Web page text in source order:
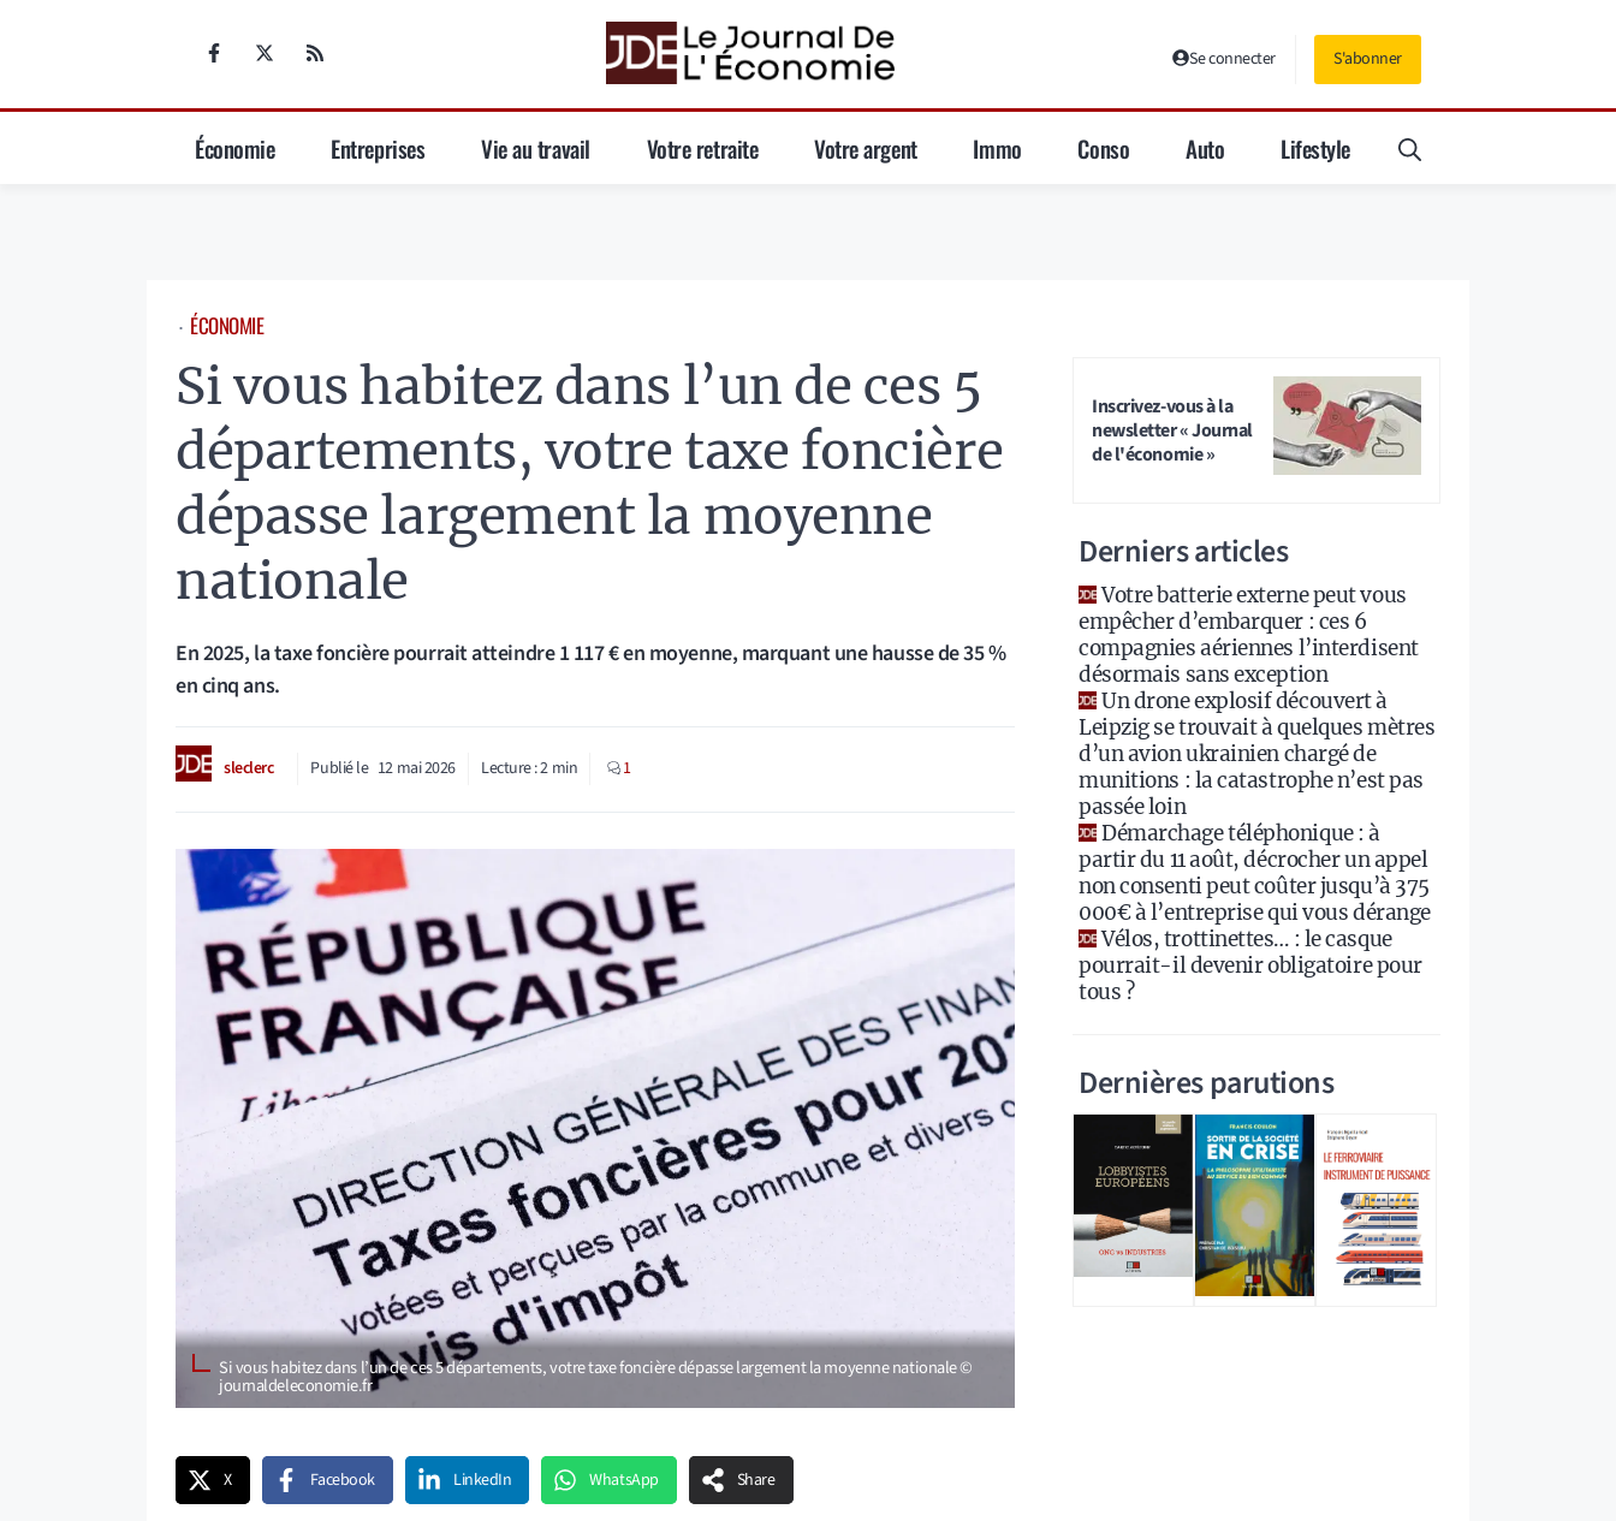
Se connecter S'abonner
Économie Entreprises Vie au travail Votre retraite Votre argent Immo Conso Auto Lifestyle
⋅ ÉCONOMIE
Si vous habitez dans l’un de ces 5
départements, votre taxe foncière
dépasse largement la moyenne
nationale
En 2025, la taxe foncière pourrait atteindre 1 117 € en moyenne, marquant une hausse de 35 %
en cinq ans.
sleclerc Publié le 12 mai 2026 Lecture :2 min 1
Si vous habitez dans l’un de ces 5 départements, votre taxe foncière dépasse largement la moyenne nationale ©
journaldeleconomie.fr
X Facebook LinkedIn WhatsApp Share
Inscrivez-vous à la
newsletter « Journal
de l'économie »
Derniers articles
Votre batterie externe peut vous
empêcher d’embarquer : ces 6
compagnies aériennes l’interdisent
désormais sans exception
Un drone explosif découvert à
Leipzig se trouvait à quelques mètres
d’un avion ukrainien chargé de
munitions : la catastrophe n’est pas
passée loin
Démarchage téléphonique : à
partir du 11 août, décrocher un appel
non consenti peut coûter jusqu’à 375
000€ à l’entreprise qui vous dérange
Vélos, trottinettes… : le casque
pourrait-il devenir obligatoire pour
tous ?
Dernières parutions